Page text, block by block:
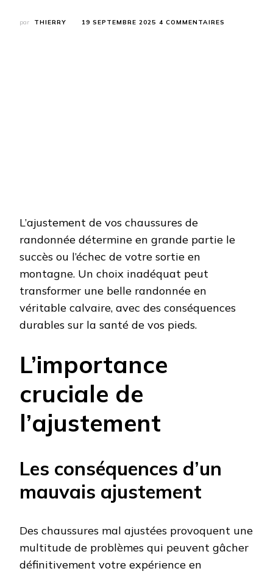
par THIERRY 19 SEPTEMBRE 2025 4 COMMENTAIRES
L’ajustement de vos chaussures de
randonnée détermine en grande partie le
succès ou l’échec de votre sortie en
montagne. Un choix inadéquat peut
transformer une belle randonnée en
véritable calvaire, avec des conséquences
durables sur la santé de vos pieds.
L’importance
cruciale de
l’ajustement
Les conséquences d’un
mauvais ajustement
Des chaussures mal ajustées provoquent une
multitude de problèmes qui peuvent gâcher
définitivement votre expérience en